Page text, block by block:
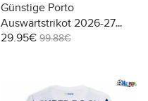
Günstige Porto
Auswärtstrikot 2026-27
Kurzarm
29.95€ 99.88€